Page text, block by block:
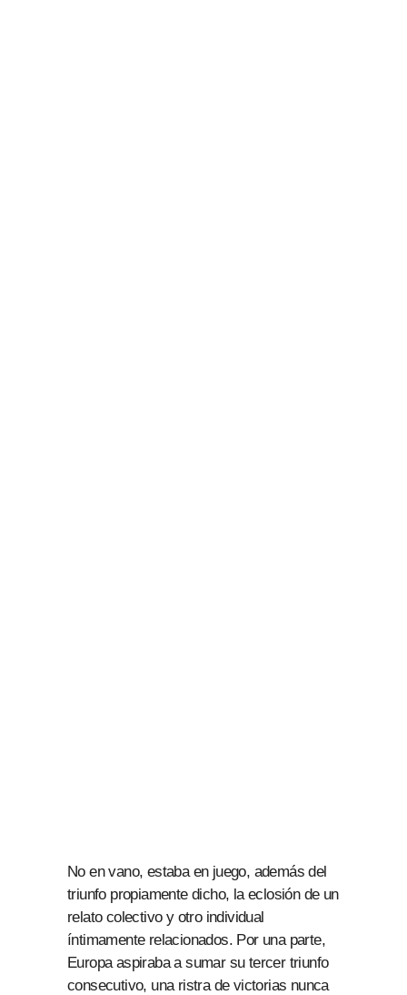
No en vano, estaba en juego, además del
triunfo propiamente dicho, la eclosión de un
relato colectivo y otro individual
íntimamente relacionados. Por una parte,
Europa aspiraba a sumar su tercer triunfo
consecutivo, una ristra de victorias nunca